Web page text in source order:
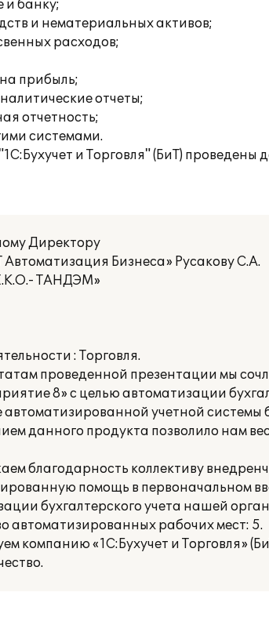
и банку;
и нематериальных активов;
расходов;
прибыль;
отчеты;
отчетность;
системами.
и Торговля" (БиТ)
Директору
Бизнеса» Русакову С.А.
ТАНДЭМ»
: Торговля.
проведенной презентации мы
8» с целью автоматизации
автоматизированной учетной
данного продукта позволило нам
благодарность коллективу
помощь в первоначальном
бухгалтерского учета нашей
автоматизированных рабочих мест: 5.
компанию «1С:Бухучет и Торговля»